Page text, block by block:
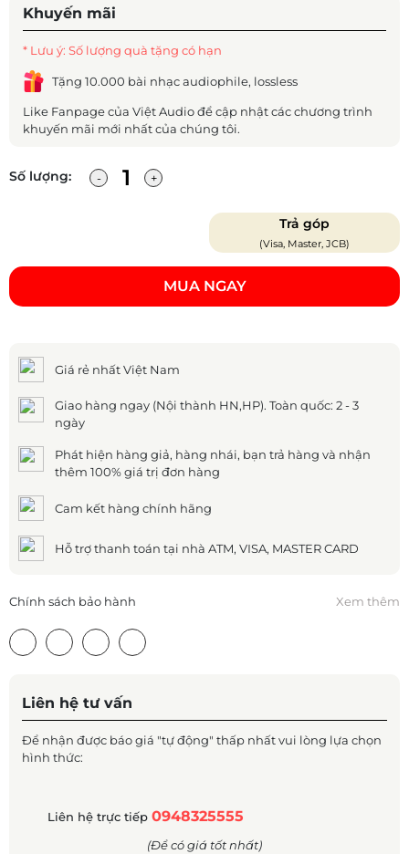
Khuyến mãi
* Lưu ý: Số lượng quà tặng có hạn
Tặng 10.000 bài nhạc audiophile, lossless
Like Fanpage của Việt Audio để cập nhật các chương trình
khuyến mãi mới nhất của chúng tôi.
Số lượng:
Trả góp
(Visa, Master, JCB)
MUA NGAY
Giá rẻ nhất Việt Nam
Giao hàng ngay (Nội thành HN,HP). Toàn quốc: 2 - 3
ngày
Phát hiện hàng giả, hàng nhái, bạn trả hàng và nhận
thêm 100% giá trị đơn hàng
Cam kết hàng chính hãng
Hỗ trợ thanh toán tại nhà ATM, VISA, MASTER CARD
Chính sách bảo hành Xem thêm
Liên hệ tư vấn
Để nhận được báo giá "tự động" thấp nhất vui lòng lựa chọn
hình thức:
Liên hệ trực tiếp 0948325555
(Để có giá tốt nhất)